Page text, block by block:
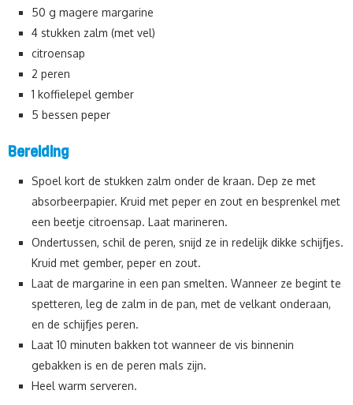
50 g magere margarine
4 stukken zalm (met vel)
citroensap
2 peren
1 koffielepel gember
5 bessen peper
Bereiding
Spoel kort de stukken zalm onder de kraan. Dep ze met
absorbeerpapier. Kruid met peper en zout en besprenkel met
een beetje citroensap. Laat marineren.
Ondertussen, schil de peren, snijd ze in redelijk dikke schijfjes.
Kruid met gember, peper en zout.
Laat de margarine in een pan smelten. Wanneer ze begint te
spetteren, leg de zalm in de pan, met de velkant onderaan,
en de schijfjes peren.
Laat 10 minuten bakken tot wanneer de vis binnenin
gebakken is en de peren mals zijn.
Heel warm serveren.